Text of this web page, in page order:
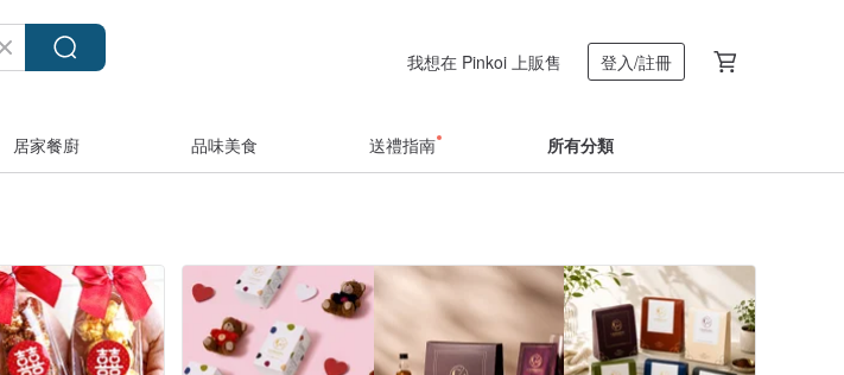
我想在 Pinkoi 上販售 登入/註冊
居家餐廚 品味美食 送禮指南 所有分類